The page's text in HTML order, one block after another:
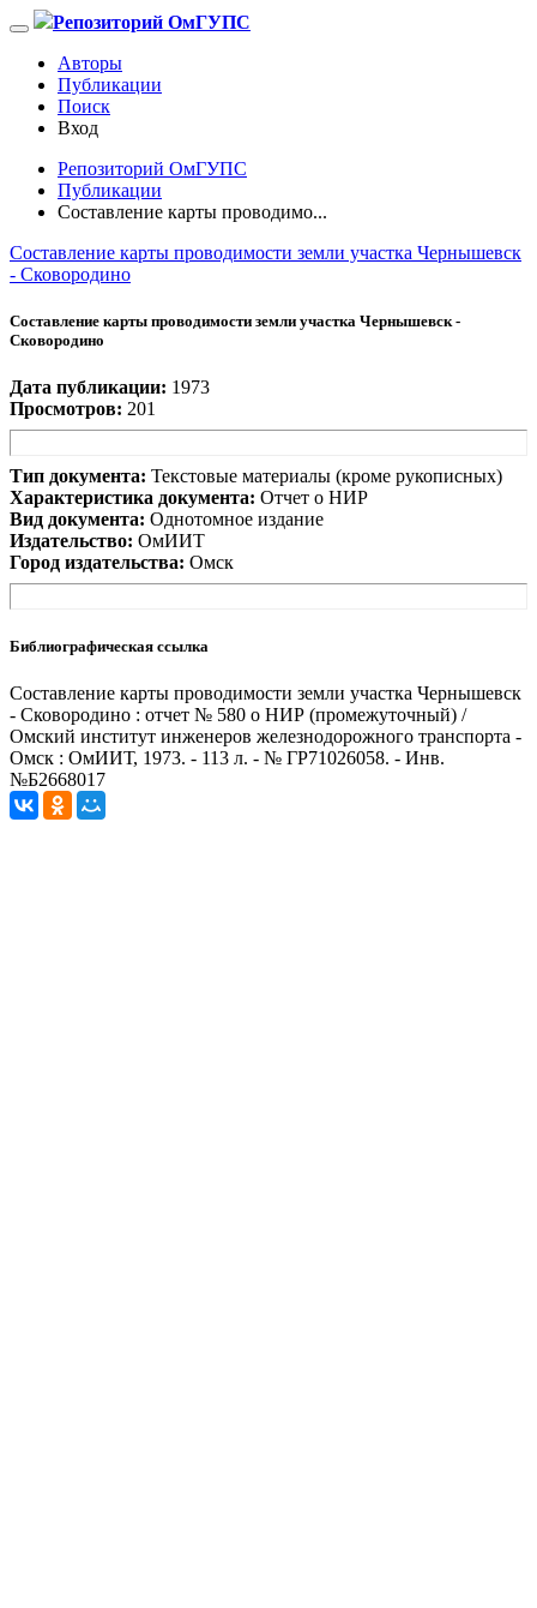
Репозиторий ОмГУПС
Авторы
Публикации
Поиск
Вход
Репозиторий ОмГУПС
Публикации
Составление карты проводимо...
Составление карты проводимости земли участка Чернышевск
- Сковородино
Составление карты проводимости земли участка Чернышевск -
Сковородино
Дата публикации: 1973
Просмотров: 201
Тип документа: Текстовые материалы (кроме рукописных)
Характеристика документа: Отчет о НИР
Вид документа: Однотомное издание
Издательство: ОмИИТ
Город издательства: Омск
Библиографическая ссылка
Составление карты проводимости земли участка Чернышевск
- Сковородино : отчет № 580 о НИР (промежуточный) /
Омский институт инженеров железнодорожного транспорта -
Омск : ОмИИТ, 1973. - 113 л. - № ГР71026058. - Инв.
№Б2668017